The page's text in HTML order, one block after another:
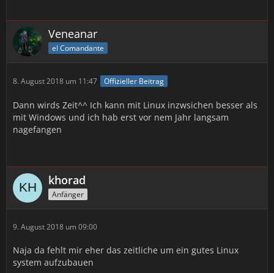
Veneanar
el Comandante
8. August 2018 um 11:47 Offizieller Beitrag
Dann wirds Zeit^^ Ich kann mit Linux inzwsichen besser als
mit Windows und ich hab erst vor nem Jahr langsam
nagefangen
khorad
Anfänger
9. August 2018 um 09:00
Naja da fehlt mir eher das zeitliche um ein gutes Linux
system aufzubauen